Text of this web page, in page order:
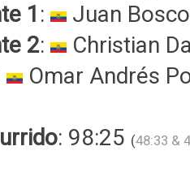
1 :
Juan
2:
Christian
Omar Andrés
: 98:25 (48:33 &